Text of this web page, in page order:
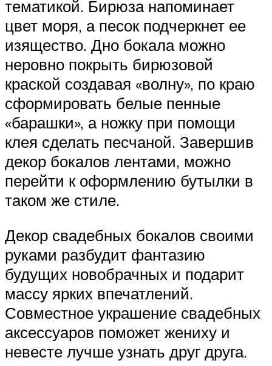
тематикой. Бирюза напоминает
цвет моря, а песок подчеркнет ее
изящество. Дно бокала можно
неровно покрыть бирюзовой
краской создавая «волну», по краю
сформировать белые пенные
«барашки», а ножку при помощи
клея сделать песчаной. Завершив
декор бокалов лентами, можно
перейти к оформлению бутылки в
таком же стиле.
Декор свадебных бокалов своими
руками разбудит фантазию
будущих новобрачных и подарит
массу ярких впечатлений.
Совместное украшение свадебных
аксессуаров поможет жениху и
невесте лучше узнать друг друга.